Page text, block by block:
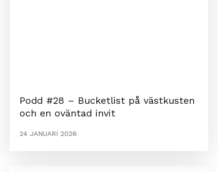
Podd #28 – Bucketlist på västkusten
och en oväntad invit
24 JANUARI 2026